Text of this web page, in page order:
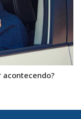
acontecendo?